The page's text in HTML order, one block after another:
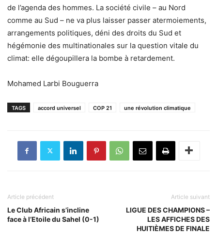
de l’agenda des hommes. La société civile – au Nord
comme au Sud – ne va plus laisser passer atermoiements,
arrangements politiques, déni des droits du Sud et
hégémonie des multinationales sur la question vitale du
climat: elle dégoupillera la bombe à retardement.
Mohamed Larbi Bouguerra
TAGS accord universel COP 21 une révolution climatique
Article précédent
Le Club Africain s’incline
face à l’Etoile du Sahel (0-1)
Article suivant
LIGUE DES CHAMPIONS –
LES AFFICHES DES
HUITIÈMES DE FINALE